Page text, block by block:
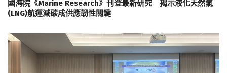
國海院《Marine Research》刊登最新研究 揭示液化天然氣
(LNG)航運減碳成供應韌性關鍵